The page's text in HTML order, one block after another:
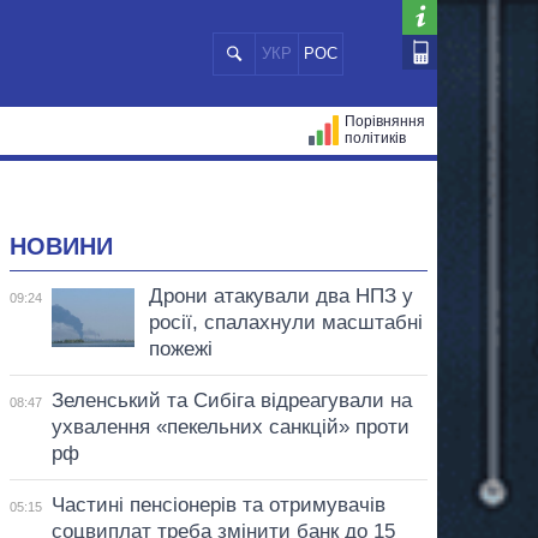
УКР РОС
Порівняння
політиків
НОВИНИ
09:24
Дрони атакували два НПЗ у
росії, спалахнули масштабні
пожежі
08:47
Зеленський та Сибіга відреагували на
ухвалення «пекельних санкцій» проти
рф
05:15
Частині пенсіонерів та отримувачів
соцвиплат треба змінити банк до 15